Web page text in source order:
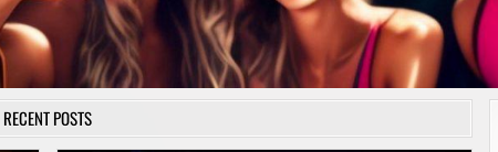
RECENT POSTS